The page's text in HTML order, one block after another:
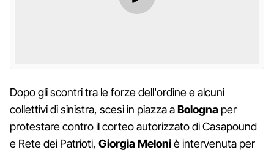
Dopo gli scontri tra le forze dell'ordine e alcuni
collettivi di sinistra, scesi in piazza aBologna per
protestare contro il corteo autorizzato di Casapound
e Rete dei Patrioti, Giorgia Meloniè intervenuta per